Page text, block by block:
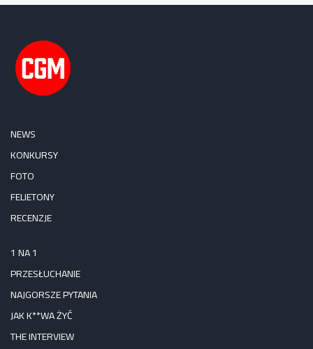
NEWS
KONKURSY
FOTO
FELIETONY
RECENZJE
1 NA 1
PRZESŁUCHANIE
NAJGORSZE PYTANIA
JAK K**WA ŻYĆ
THE INTERVIEW